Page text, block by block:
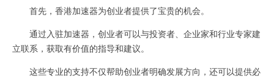
首先，香港加速器为创业者提供了宝贵的机会。
通过入驻加速器，创业者可以与投资者、企业家和行业专家建
立联系，获取有价值的指导和建议。
这些专业的支持不仅帮助创业者明确发展方向，还可以提供必